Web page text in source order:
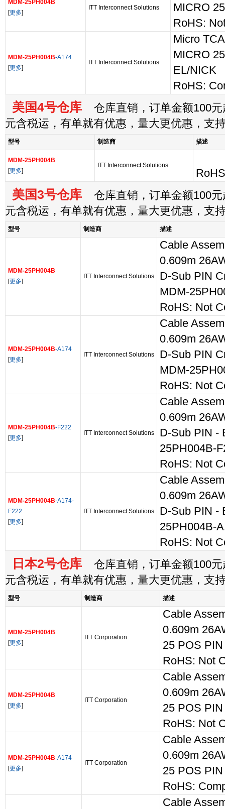
MDM-25PH004B
[更多]
ITT Interconnect Solutions
MICRO
RoHS:
MDM-25PH004B-A174
[更多]
ITT Interconnect Solutions
Micro
MICRO
EL/NICK
RoHS:
美国4号仓库 仓库直销，订单金额100元
元含税运，有单就有优惠，量大更优惠，支
型号 制造商 描述
MDM-25PH004B
[更多]
ITT Interconnect Solutions
美国3号仓库 仓库直销，订单金额100元
元含税运，有单就有优惠，量大更优惠，支
型号 制造商 描述
MDM-25PH004B
[更多]
ITT Interconnect Solutions
Cable
0.609m
D-Sub PIN
MDM-
RoHS: Not
MDM-25PH004B-A174
[更多]
ITT Interconnect Solutions
Cable
0.609m
D-Sub PIN
MDM-
RoHS: Not
MDM-25PH004B-F222
[更多]
ITT Interconnect Solutions
Cable
0.609m
D-Sub PIN -
25PH004B-
RoHS: Not
MDM-25PH004B-A174-
F222
[更多]
ITT Interconnect Solutions
Cable
0.609m
D-Sub PIN -
25PH004B-
RoHS: Not
日本2号仓库 仓库直销，订单金额100元
元含税运，有单就有优惠，量大更优惠，支
型号 制造商 描述
MDM-25PH004B
[更多]
ITT Corporation
Cable
0.609m
25 POS
RoHS: Not
MDM-25PH004B
[更多]
ITT Corporation
Cable
0.609m
25 POS
RoHS: Not
MDM-25PH004B-A174
[更多]
ITT Corporation
Cable
0.609m
25 POS
RoHS:
Cable